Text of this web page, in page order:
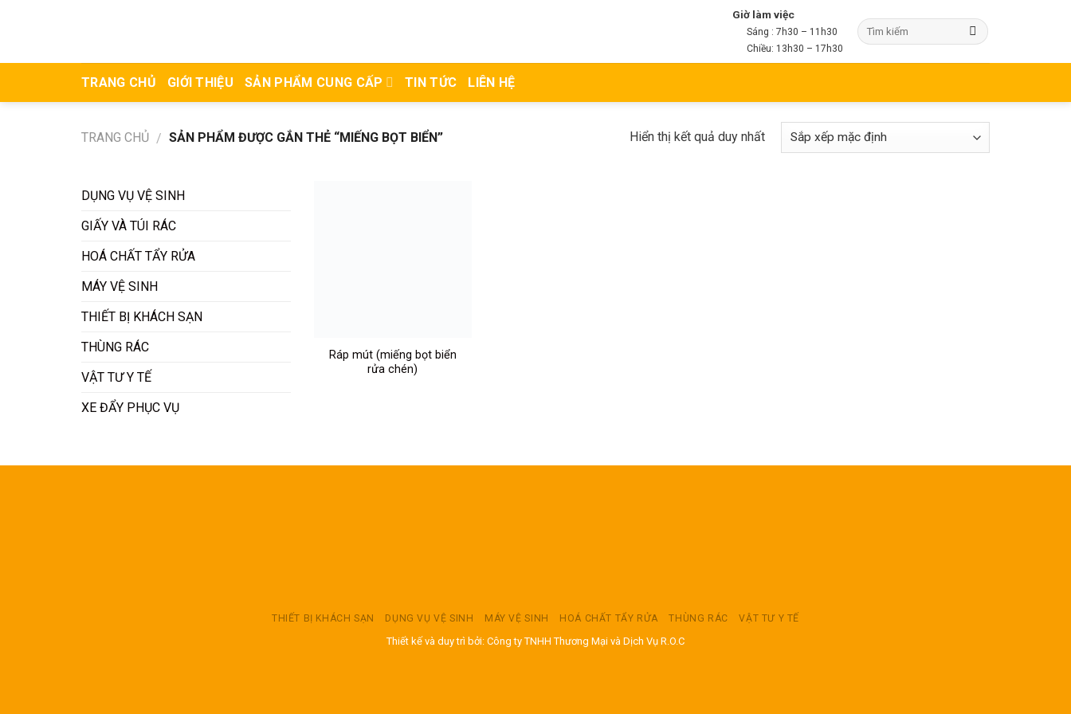
Giờ làm việc
Sáng : 7h30 – 11h30
Chiều: 13h30 – 17h30
TRANG CHỦ GIỚI THIỆU SẢN PHẨM CUNG CẤP TIN TỨC LIÊN HỆ
TRANG CHỦ / SẢN PHẨM ĐƯỢC GẮN THẺ “MIẾNG BỌT BIỂN” Hiển thị kết quả duy nhất
DỤNG VỤ VỆ SINH
GIẤY VÀ TÚI RÁC
HOÁ CHẤT TẨY RỬA
MÁY VỆ SINH
THIẾT BỊ KHÁCH SẠN
THÙNG RÁC
VẬT TƯ Y TẾ
XE ĐẨY PHỤC VỤ
Ráp mút (miếng bọt biển
rửa chén)
THIẾT BỊ KHÁCH SẠN DỤNG VỤ VỆ SINH MÁY VỆ SINH HOÁ CHẤT TẨY RỬA THÙNG RÁC VẬT TƯ Y TẾ
Thiết kế và duy trì bởi: Công ty TNHH Thương Mại và Dịch Vụ R.O.C